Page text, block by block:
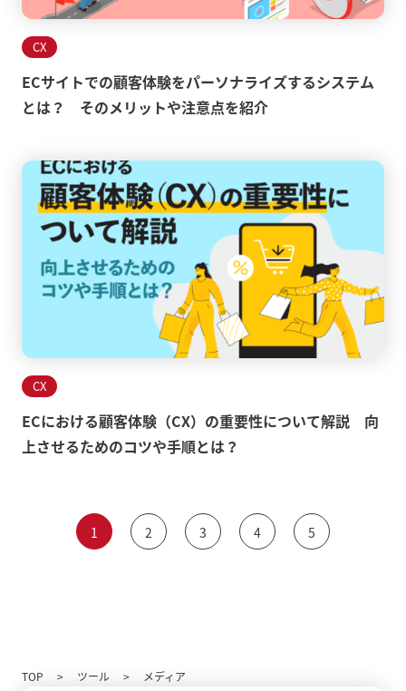
CX
ECサイトでの顧客体験をパーソナライズするシステム
とは？ そのメリットや注意点を紹介
CX
ECにおける顧客体験（CX）の重要性について解説 向
上させるためのコツや手順とは？
1 2 3 4 5
TOP ツール メディア